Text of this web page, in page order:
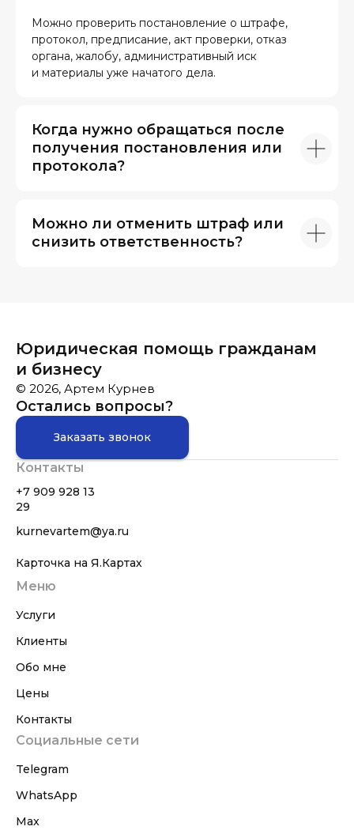
Можно проверить постановление о штрафе,
протокол, предписание, акт проверки, отказ
органа, жалобу, административный иск
и материалы уже начатого дела.
Когда нужно обращаться после
получения постановления или
протокола?
Можно ли отменить штраф или
снизить ответственность?
Юридическая помощь гражданам
и бизнесу
© 2026, Артем Курнев
Остались вопросы?
Заказать звонок
Контакты
+7 909 928 13
29
kurnevartem@ya.ru
Карточка на Я.Картах
Меню
Услуги
Клиенты
Обо мне
Цены
Контакты
Социальные сети
Telegram
WhatsApp
Max